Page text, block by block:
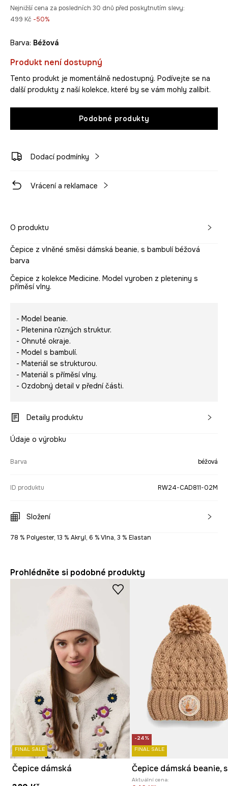
Nejnižší cena za posledních 30 dnů před poskytnutím slevy:
499 Kč -50%
Barva: béžová
Produkt není dostupný
Tento produkt je momentálně nedostupný. Podívejte se na
další produkty z naší kolekce, které by se vám mohly zalíbit.
Podobné produkty
Dodací podmínky
Vrácení a reklamace
O produktu
Čepice z vlněné směsi dámská beanie, s bambulí béžová
barva
Čepice z kolekce Medicine. Model vyroben z pleteniny s
příměsí vlny.
- Model beanie.
- Pletenina různých struktur.
- Ohnuté okraje.
- Model s bambulí.
- Materiál se strukturou.
- Materiál s příměsí vlny.
- Ozdobný detail v přední části.
Detaily produktu
Údaje o výrobku
Barva béžová
ID produktu RW24-CAD811-02M
Složení
78 % Polyester, 13 % Akryl, 6 % Vlna, 3 % Elastan
Prohlédněte si podobné produkty
FINAL SALE
Čepice dámská
-24%
FINAL SALE
Aktuální cena: